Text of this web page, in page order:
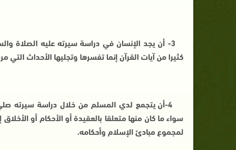
3- أن يجد الإنسان في دراسة سيرته عليه الصلاة
كثيرا من آيات القرآن إنما تفسرها وتجليها الأحداث
4-أن يتجمع لدي المسلم من خلال دراسة سيرته
سواء ما كان منها متعلقا بالعقيدة أو الأحكام أو
لمجموع مبادئ الإسلام وأحكامه.